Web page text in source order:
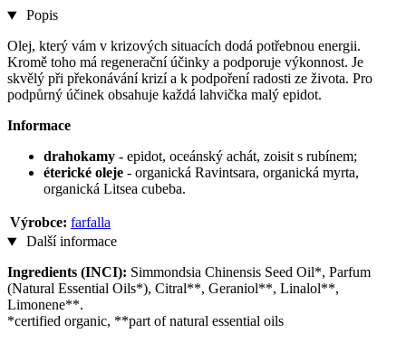
Popis
Olej, který vám v krizových situacích dodá potřebnou energii.
Kromě toho má regenerační účinky a podporuje výkonnost. Je
skvělý při překonávání krizí a k podpoření radosti ze života. Pro
podpůrný účinek obsahuje každá lahvička malý epidot.
Informace
drahokamy - epidot, oceánský achát, zoisit s rubínem;
éterické oleje - organická Ravintsara, organická myrta,
organická Litsea cubeba.
Výrobce: farfalla
Další informace
Ingredients (INCI): Simmondsia Chinensis Seed Oil*, Parfum
(Natural Essential Oils*), Citral**, Geraniol**, Linalol**,
Limonene**.
*certified organic, **part of natural essential oils